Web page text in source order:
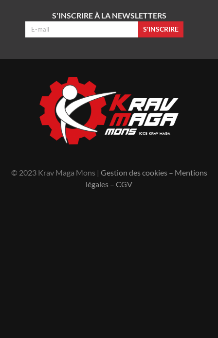
S'INSCRIRE À LA NEWSLETTERS
S'INSCRIRE
© 2023 Krav Maga Mons | Gestion des cookies– Mentions
légales – CGV